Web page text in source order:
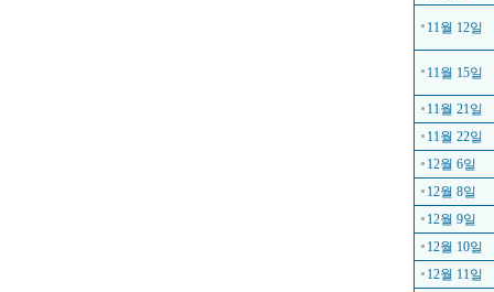
11월 12일
11월 15일
11월 21일
11월 22일
12월 6일
12월 8일
12월 9일
12월 10일
12월 11일